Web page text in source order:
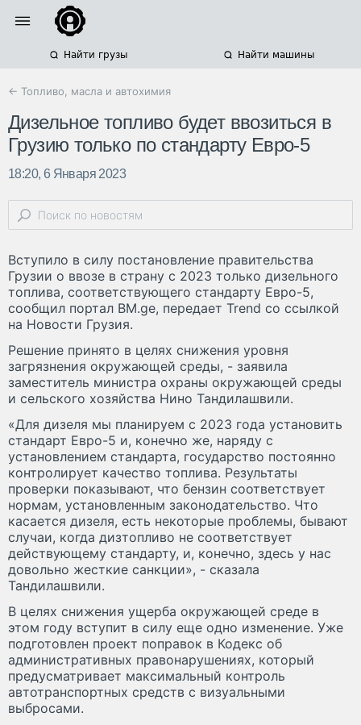
Найти грузы Найти машины
← Топливо, масла и автохимия
Дизельное топливо будет ввозиться в
Грузию только по стандарту Евро-5
18:20, 6 Января 2023
Вступило в силу постановление правительства
Грузии о ввозе в страну с 2023 только дизельного
топлива, соответствующего стандарту Евро-5,
сообщил портал BM.ge, передает Trend со ссылкой
на Новости Грузия.
Решение принято в целях снижения уровня
загрязнения окружающей среды, - заявила
заместитель министра охраны окружающей среды
и сельского хозяйства Нино Тандилашвили.
«Для дизеля мы планируем с 2023 года установить
стандарт Евро-5 и, конечно же, наряду с
установлением стандарта, государство постоянно
контролирует качество топлива. Результаты
проверки показывают, что бензин соответствует
нормам, установленным законодательство. Что
касается дизеля, есть некоторые проблемы, бывают
случаи, когда дизтопливо не соответствует
действующему стандарту, и, конечно, здесь у нас
довольно жесткие санкции», - сказала
Тандилашвили.
В целях снижения ущерба окружающей среде в
этом году вступит в силу еще одно изменение. Уже
подготовлен проект поправок в Кодекс об
административных правонарушениях, который
предусматривает максимальный контроль
автотранспортных средств с визуальными
выбросами.